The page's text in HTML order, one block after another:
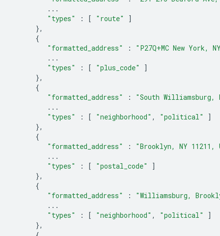
...
"types"
: [ "route"
]
},
{
"formatted_address"
:
"P27Q+MC New York,
...
"types"
: [ "plus_code"
]
},
{
"formatted_address"
:
"South Williamsburg,
...
"types"
: [ "neighborhood" , "political"
]
},
{
"formatted_address"
:
"Brooklyn, NY 11211,
...
"types"
: [ "postal_code"
]
},
{
"formatted_address"
:
"Williamsburg,
...
"types"
: [ "neighborhood" , "political"
]
},